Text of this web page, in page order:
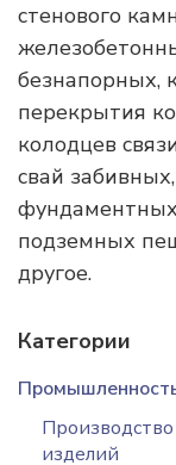
стенового
безнапорных,
перекрытия
колодцев
свай
подземных
другое.
Категории
изделий